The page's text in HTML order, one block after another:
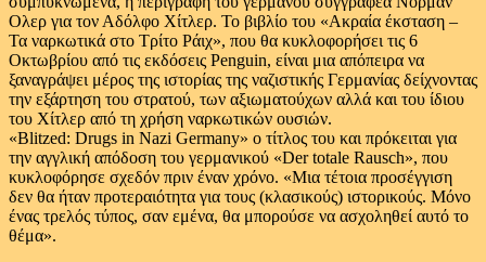
Ολερ για τον Αδόλφο Χίτλερ. Το βιβλίο του «Ακραία έκσταση –
Τα ναρκωτικά στο Τρίτο Ράιχ», που θα κυκλοφορήσει τις 6
Οκτωβρίου από τις εκδόσεις Penguin, είναι μια απόπειρα να
ξαναγράψει μέρος της ιστορίας της ναζιστικής Γερμανίας δείχνοντας
την εξάρτηση του στρατού, των αξιωματούχων αλλά και του ίδιου
του Χίτλερ από τη χρήση ναρκωτικών ουσιών.
«Blitzed: Drugs in Nazi Germany» ο τίτλος του και πρόκειται για
την αγγλική απόδοση του γερμανικού «Der totale Rausch», που
κυκλοφόρησε σχεδόν πριν έναν χρόνο. «Μια τέτοια προσέγγιση
δεν θα ήταν προτεραιότητα για τους (κλασικούς) ιστορικούς. Μόνο
ένας τρελός τύπος, σαν εμένα, θα μπορούσε να ασχοληθεί αυτό το
θέμα».